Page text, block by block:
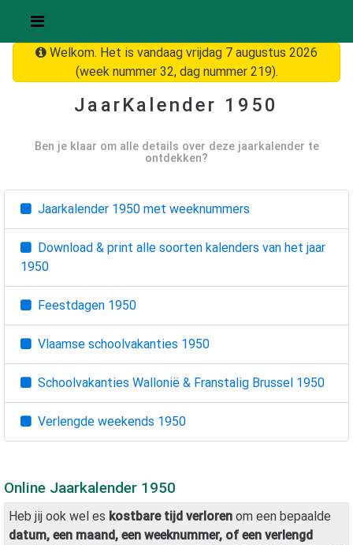
Welkom. Het is vandaag vrijdag 7 augustus 2026
(week nummer 32, dag nummer 219).
JaarKalender 1950
Ben je klaar om alle details over deze jaarkalender te
ontdekken?
Jaarkalender 1950 met weeknummers
Download & print alle soorten kalenders van het jaar
1950
Feestdagen 1950
Vlaamse schoolvakanties 1950
Schoolvakanties Wallonië & Franstalig Brussel 1950
Verlengde weekends 1950
Online Jaarkalender 1950
Heb jij ook wel es kostbare tijd verloren om een bepaalde
datum, een maand, een weeknummer, of een verlengd